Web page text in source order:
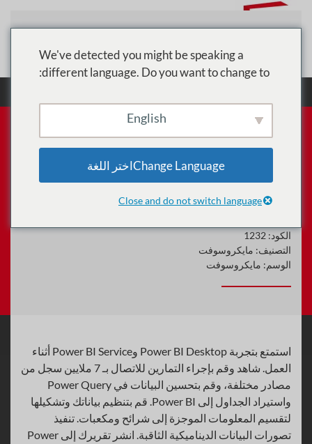
Power BI: التدريب العملي على
التقارير ولوحات المعلومات
الكود: 1232
التصنيف: مايكروسوفت
الوسم: مايكروسوفت
استمتع بتجربة Power BI Desktop وPower BI Service أثناء
العمل. شاهد وقم بإجراء التمارين للاتصال بـ 7 ملايين سجل من
مصادر مختلفة، وقم بتحسين البيانات في Power Query
واستيراد الجداول إلى Power BI. قم بتنظيم بياناتك وتشكيلها
لتقسيم المعلومات الموجزة إلى شرائح ومكعبات. تنفيذ
تصورات البيانات الديناميكية الثاقبة. انشر تقريرك إلى Power
We've detected you might be speaking a
different language. Do you want to change to:
English
Change Languageاختر اللغة
Close and do not switch language